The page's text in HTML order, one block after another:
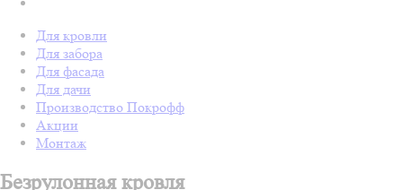
Для кровли
Для забора
Для фасада
Для дачи
Производство Покрофф
Акции
Монтаж
Безрулонная кровля